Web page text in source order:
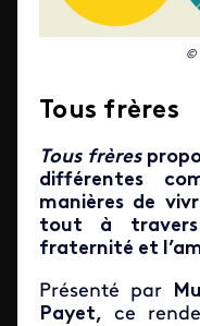
©
Tous frères
Tous frères
différentes
manières de
tout à
fraternité et
Présenté par
Payet, ce